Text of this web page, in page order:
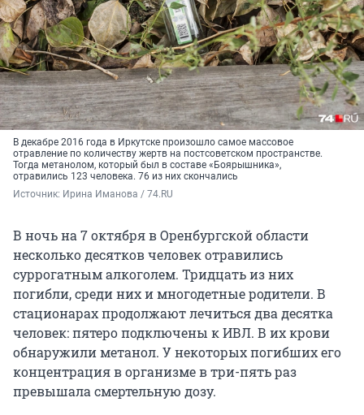
В декабре 2016 года в Иркутске произошло самое массовое
отравление по количеству жертв на постсоветском пространстве.
Тогда метанолом, который был в составе «Боярышника»,
отравились 123 человека. 76 из них скончались
Источник: Ирина Иманова / 74.RU
В ночь на 7 октября в Оренбургской области
несколько десятков человек отравились
суррогатным алкоголем. Тридцать из них
погибли, среди них и многодетные родители. В
стационарах продолжают лечиться два десятка
человек: пятеро подключены к ИВЛ. В их крови
обнаружили метанол. У некоторых погибших его
концентрация в организме в три-пять раз
превышала смертельную дозу.